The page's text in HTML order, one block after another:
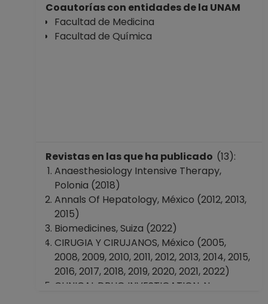
Coautorías con entidades de la UNAM
Facultad de Medicina
Facultad de Química
Revistas en las que ha publicado (13):
Anaesthesiology Intensive Therapy,
Polonia (2018)
Annals Of Hepatology, México (2012, 2013,
2015)
Biomedicines, Suiza (2022)
CIRUGIA Y CIRUJANOS, México (2005,
2008, 2009, 2010, 2011, 2012, 2013, 2014, 2015,
2016, 2017, 2018, 2019, 2020, 2021, 2022)
CLINICAL DRUG INVESTIGATION, Nueva